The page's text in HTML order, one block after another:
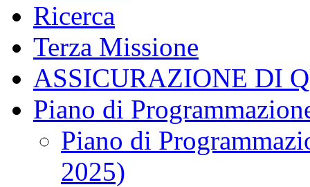
Ricerca
Terza Missione
ASSICURAZIONE DI
Piano di
Piano di
2025)